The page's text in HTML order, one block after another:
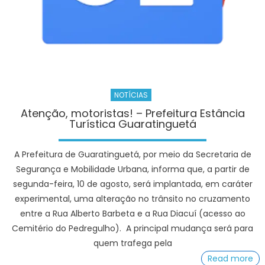
Maria
(8)
de
Notícias
NOTÍCIAS
Atenção, motoristas! – Prefeitura Estância
Turística Guaratinguetá
A Prefeitura de Guaratinguetá, por meio da Secretaria de
Segurança e Mobilidade Urbana, informa que, a partir de
segunda-feira, 10 de agosto, será implantada, em caráter
experimental, uma alteração no trânsito no cruzamento
entre a Rua Alberto Barbeta e a Rua Diacuí (acesso ao
Cemitério do Pedregulho). A principal mudança será para
quem trafega pela
Read more